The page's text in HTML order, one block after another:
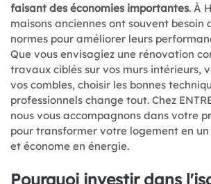
faisant des économies importantes. À
maisons anciennes ont souvent besoin
normes pour améliorer leurs
Que vous envisagiez une rénovation
travaux ciblés sur vos murs intérieurs,
vos combles, choisir les bonnes
professionnels change tout. Chez
nous vous accompagnons dans votre
pour transformer votre logement en
et économe en énergie.
Pourquoi investir dans